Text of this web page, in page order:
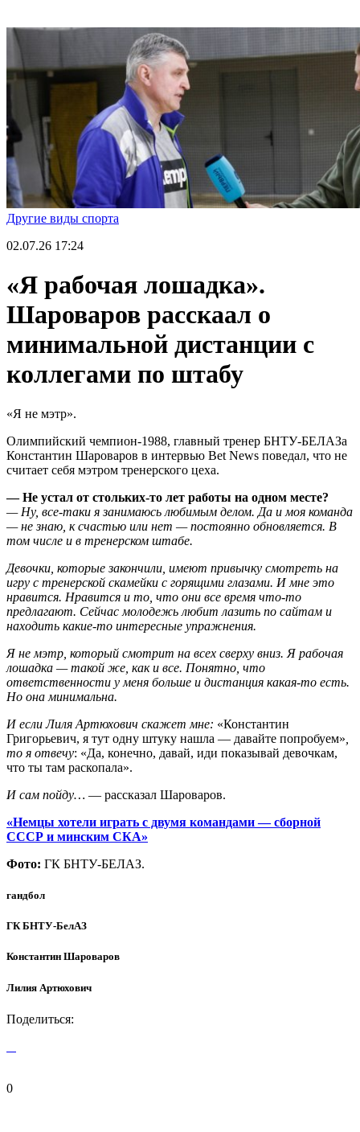
Другие виды спорта
02.07.26 17:24
«Я рабочая лошадка».
Шароваров расскаал о
минимальной дистанции с
коллегами по штабу
«Я не мэтр».
Олимпийский чемпион-1988, главный тренер БНТУ-БЕЛАЗа
Константин Шароваров в интервью Bet News поведал, что не
считает себя мэтром тренерского цеха.
— Не устал от стольких-то лет работы на одном месте?
— Ну, все-таки я занимаюсь любимым делом. Да и моя команда
— не знаю, к счастью или нет — постоянно обновляется. В
том числе и в тренерском штабе.
Девочки, которые закончили, имеют привычку смотреть на
игру с тренерской скамейки с горящими глазами. И мне это
нравится. Нравится и то, что они все время что-то
предлагают. Сейчас молодежь любит лазить по сайтам и
находить какие-то интересные упражнения.
Я не мэтр, который смотрит на всех сверху вниз. Я рабочая
лошадка — такой же, как и все. Понятно, что
ответственности у меня больше и дистанция какая-то есть.
Но она минимальна.
И если Лиля Артюхович скажет мне: «Константин
Григорьевич, я тут одну штуку нашла — давайте попробуем»
то я отвечу: «Да, конечно, давай, иди показывай девочкам,
что ты там раскопала».
И сам пойду… — рассказал Шароваров.
«Немцы хотели играть с двумя командами — сборной
СССР и минским СКА»
Фото: ГК БНТУ-БЕЛАЗ.
гандбол
ГК БНТУ-БелАЗ
Константин Шароваров
Лилия Артюхович
Поделиться:
0